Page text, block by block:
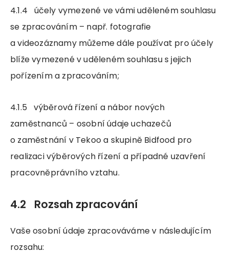
4.1.4 účely vymezené ve vámi uděleném souhlasu
se zpracováním – např. fotografie
a videozáznamy můžeme dále používat pro účely
blíže vymezené v uděleném souhlasu s jejich
pořízením a zpracováním;
4.1.5 výběrová řízení a nábor nových
zaměstnanců – osobní údaje uchazečů
o zaměstnání v Tekoo a skupině Bidfood pro
realizaci výběrových řízení a případné uzavření
pracovněprávního vztahu.
4.2 Rozsah zpracování
Vaše osobní údaje zpracováváme v následujícím
rozsahu: